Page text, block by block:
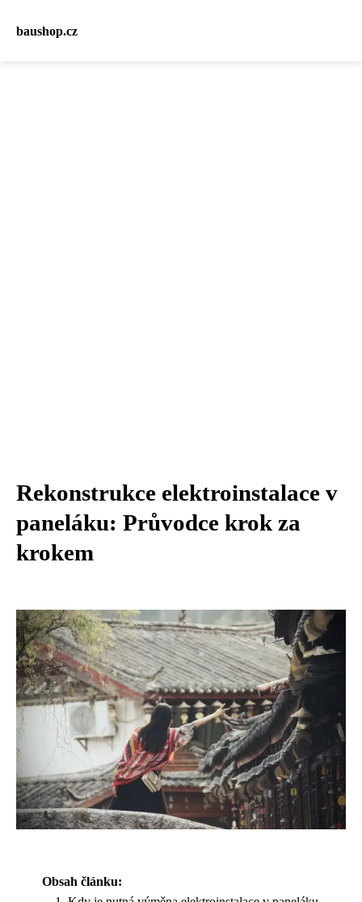
baushop.cz
Rekonstrukce elektroinstalace v
paneláku: Průvodce krok za
krokem
Obsah článku: